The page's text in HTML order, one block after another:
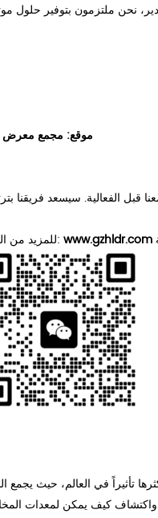
• موقع: مجمع معرض
للمزيد من المعلومات، يرجى زيارة موقعنا الإلكتروني: www.gzhldr.com